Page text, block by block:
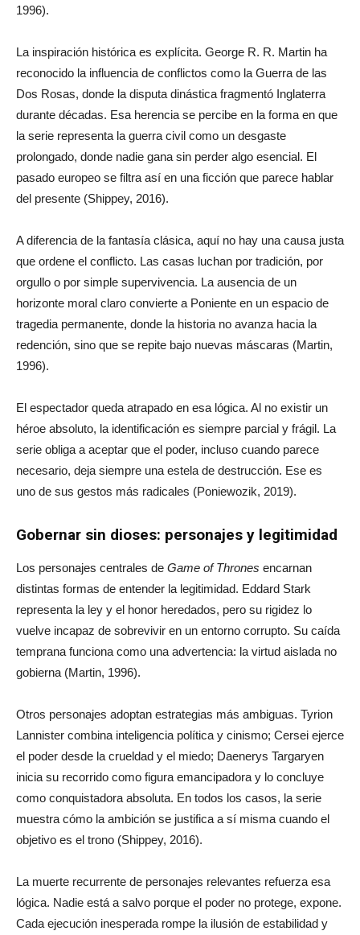
1996).
La inspiración histórica es explícita. George R. R. Martin ha
reconocido la influencia de conflictos como la Guerra de las
Dos Rosas, donde la disputa dinástica fragmentó Inglaterra
durante décadas. Esa herencia se percibe en la forma en que
la serie representa la guerra civil como un desgaste
prolongado, donde nadie gana sin perder algo esencial. El
pasado europeo se filtra así en una ficción que parece hablar
del presente (Shippey, 2016).
A diferencia de la fantasía clásica, aquí no hay una causa justa
que ordene el conflicto. Las casas luchan por tradición, por
orgullo o por simple supervivencia. La ausencia de un
horizonte moral claro convierte a Poniente en un espacio de
tragedia permanente, donde la historia no avanza hacia la
redención, sino que se repite bajo nuevas máscaras (Martin,
1996).
El espectador queda atrapado en esa lógica. Al no existir un
héroe absoluto, la identificación es siempre parcial y frágil. La
serie obliga a aceptar que el poder, incluso cuando parece
necesario, deja siempre una estela de destrucción. Ese es
uno de sus gestos más radicales (Poniewozik, 2019).
Gobernar sin dioses: personajes y legitimidad
Los personajes centrales de Game of Thrones encarnan
distintas formas de entender la legitimidad. Eddard Stark
representa la ley y el honor heredados, pero su rigidez lo
vuelve incapaz de sobrevivir en un entorno corrupto. Su caída
temprana funciona como una advertencia: la virtud aislada no
gobierna (Martin, 1996).
Otros personajes adoptan estrategias más ambiguas. Tyrion
Lannister combina inteligencia política y cinismo; Cersei ejerce
el poder desde la crueldad y el miedo; Daenerys Targaryen
inicia su recorrido como figura emancipadora y lo concluye
como conquistadora absoluta. En todos los casos, la serie
muestra cómo la ambición se justifica a sí misma cuando el
objetivo es el trono (Shippey, 2016).
La muerte recurrente de personajes relevantes refuerza esa
lógica. Nadie está a salvo porque el poder no protege, expone.
Cada ejecución inesperada rompe la ilusión de estabilidad y